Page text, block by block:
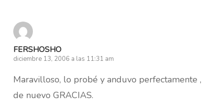
FERSHOSHO
diciembre 13, 2006 a las 11:31 am
Maravilloso, lo probé y anduvo perfectamente ,
de nuevo GRACIAS.